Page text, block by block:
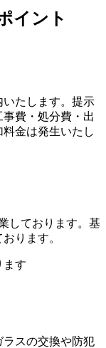
いたします。提示
費・処分費・出
金は発生いたし
しております。基
ります。
ます
スの交換や防犯